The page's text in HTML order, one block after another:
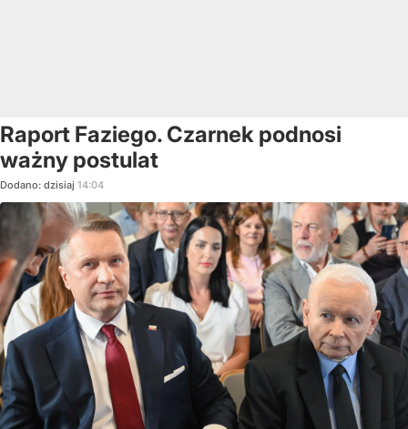
Raport Faziego. Czarnek podnosi
ważny postulat
Dodano: dzisiaj 14:04